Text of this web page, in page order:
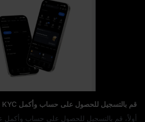
قم بالتسجيل للحصول على حساب وأكمل KYC